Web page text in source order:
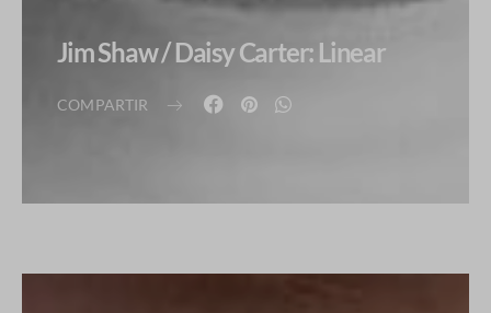
Jim Shaw / Daisy Carter: Linear
COMPARTIR